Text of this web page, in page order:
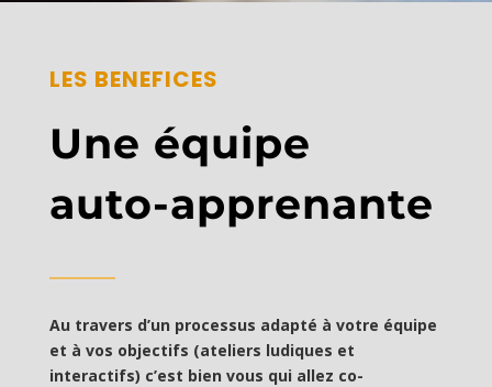
LES BENEFICES
Une équipe
auto-apprenante
Au travers d’un processus adapté à votre équipe
et à vos objectifs (ateliers ludiques et
interactifs) c’est bien vous qui allez co-